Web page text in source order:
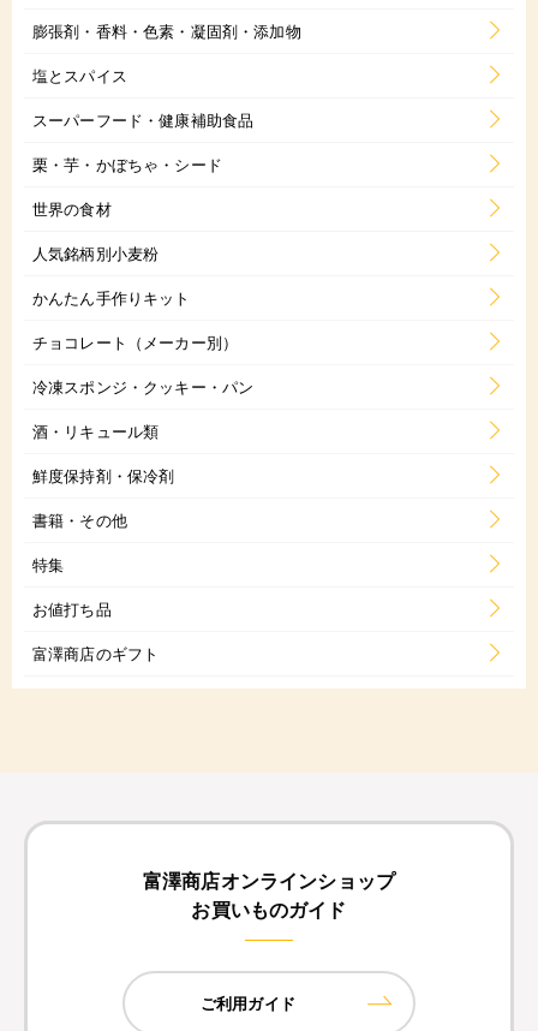
膨張剤・香料・色素・凝固剤・添加物
塩とスパイス
スーパーフード・健康補助食品
栗・芋・かぼちゃ・シード
世界の食材
人気銘柄別小麦粉
かんたん手作りキット
チョコレート（メーカー別）
冷凍スポンジ・クッキー・パン
酒・リキュール類
鮮度保持剤・保冷剤
書籍・その他
特集
お値打ち品
富澤商店のギフト
富澤商店オンラインショップ
お買いものガイド
ご利用ガイド